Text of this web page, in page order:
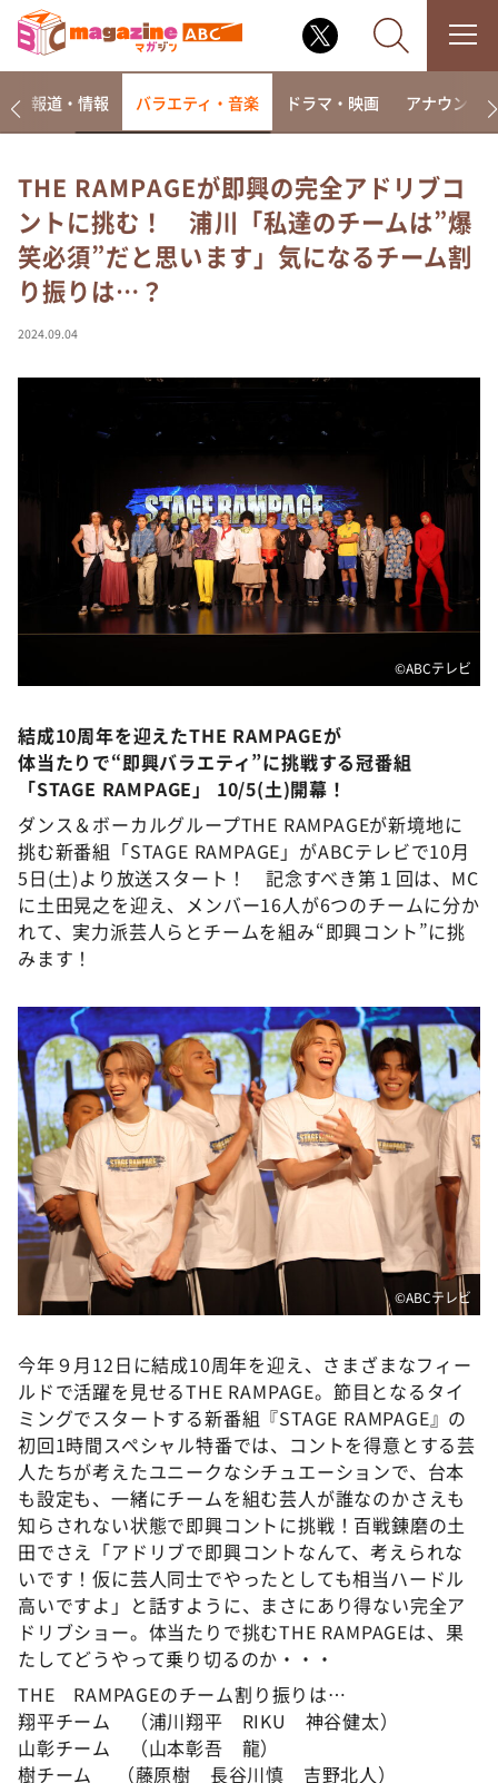
なるみ・岡村の過ぎるTV
相席食堂
これ余談なんですけど・・・
～人生密着トークバラエティ！～ やすとものいたっ
て真剣です
探偵！ナイトスクープ
news おかえり
（news おかえり）
DAIGOも台所 ～きょうの献立 何にする？～
本日はダイアンなり！シーズン２
朝だ！生です旅サラダ
教えて！ニュースライブ 正義のミカタ
ポツンと一軒家
ザキ山小屋本館
ぺこぱのまるスポ
アナ回覧板
報道・情報 バラエティ・音楽 ドラマ・映画 アナウンサー
THE RAMPAGEが即興の完全アドリブコ
ントに挑む！ 浦川「私達のチームは”爆
笑必須”だと思います」気になるチーム割
り振りは…？
2024.09.04
©️ABCテレビ
結成10周年を迎えたTHE RAMPAGEが
体当たりで“即興バラエティ”に挑戦する冠番組
「STAGE RAMPAGE」 10/5(土)開幕！
ダンス＆ボーカルグループTHE RAMPAGEが新境地に
挑む新番組「STAGE RAMPAGE」がABCテレビで10月
5日(土)より放送スタート！ 記念すべき第１回は、MC
に土田晃之を迎え、メンバー16人が6つのチームに分か
れて、実力派芸人らとチームを組み“即興コント”に挑
みます！
©️ABCテレビ
今年９月12日に結成10周年を迎え、さまざまなフィー
ルドで活躍を見せるTHE RAMPAGE。節目となるタイ
ミングでスタートする新番組『STAGE RAMPAGE』の
初回1時間スペシャル特番では、コントを得意とする芸
人たちが考えたユニークなシチュエーションで、台本
も設定も、一緒にチームを組む芸人が誰なのかさえも
知らされない状態で即興コントに挑戦！百戦錬磨の土
田でさえ「アドリブで即興コントなんて、考えられな
いです！仮に芸人同士でやったとしても相当ハードル
高いですよ」と話すように、まさにあり得ない完全ア
ドリブショー。体当たりで挑むTHE RAMPAGEは、果
たしてどうやって乗り切るのか・・・
THE RAMPAGEのチーム割り振りは…
翔平チーム （浦川翔平 RIKU 神谷健太）
山彰チーム （山本彰吾 龍）
樹チーム （藤原樹 長谷川慎 吉野北人）